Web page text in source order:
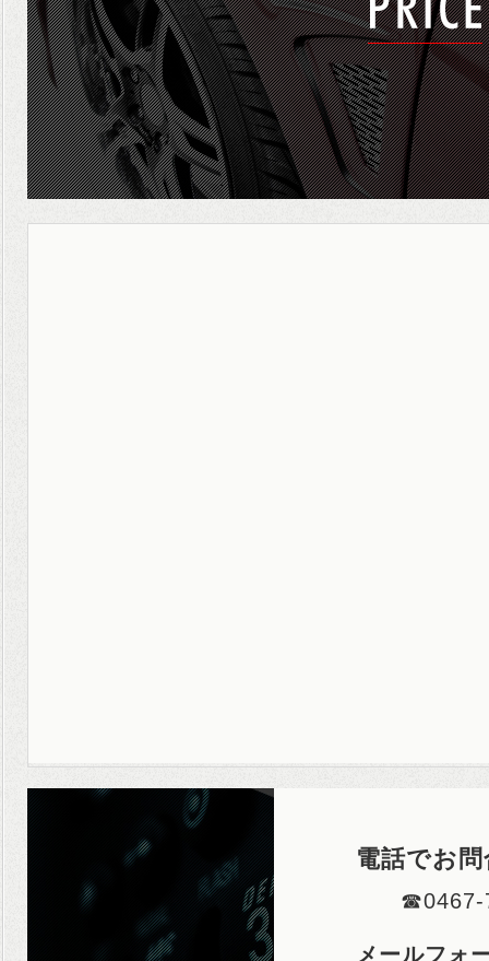
電話でお
☎0467-
メールフォ